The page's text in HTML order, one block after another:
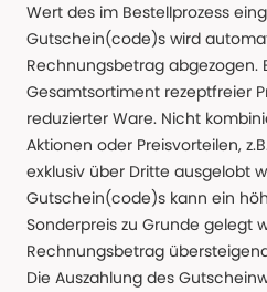
Wert des im Bestellprozess
Gutschein(code)s wird
Rechnungsbetrag abgezogen.
Gesamtsortiment rezeptfreier
reduzierter Ware. Nicht
Aktionen oder Preisvorteilen,
exklusiv über Dritte ausgelobt
Gutschein(code)s kann ein
Sonderpreis zu Grunde gelegt
Rechnungsbetrag
Die Auszahlung des